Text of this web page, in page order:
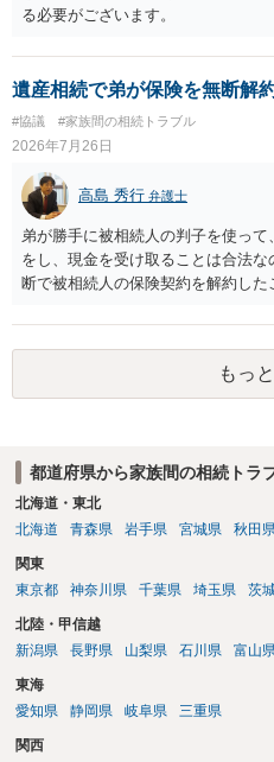
る必要がございます。
遺産相続で弟が保険を無断解
#協議 #家族間の相続トラブル
2026年7月26日
高島 秀行 弁護士
弟が勝手に被相続人の判子を使っ
をし、現金を受け取ることは合法
断で被相続人の保険契約を解約し
された書類のコピーを取得して、
相談 されたら良いと思います。
もっ
都道府県から家族間の相続トラ
北海道・東北
北海道
青森県 岩手県 宮城県 秋田
関東
東京都
神奈川県 千葉県 埼玉県 茨
北陸・甲信越
新潟県
長野県 山梨県 石川県 富山
東海
愛知県
静岡県 岐阜県 三重県
関西